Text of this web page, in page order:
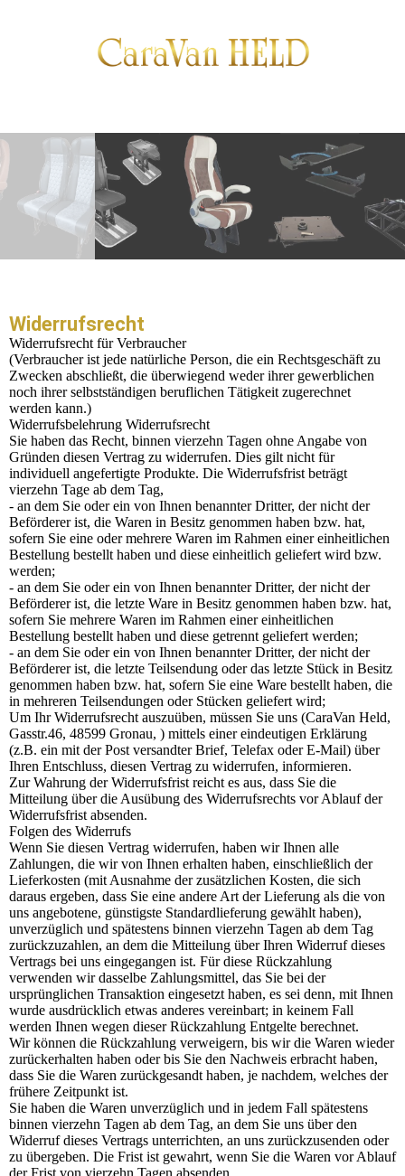
Widerrufsrecht
Widerrufsrecht für Verbraucher
(Verbraucher ist jede natürliche Person, die ein Rechtsgeschäft zu
Zwecken abschließt, die überwiegend weder ihrer gewerblichen
noch ihrer selbstständigen beruflichen Tätigkeit zugerechnet
werden kann.)
Widerrufsbelehrung Widerrufsrecht
Sie haben das Recht, binnen vierzehn Tagen ohne Angabe von
Gründen diesen Vertrag zu widerrufen. Dies gilt nicht für
individuell angefertigte Produkte. Die Widerrufsfrist beträgt
vierzehn Tage ab dem Tag,
- an dem Sie oder ein von Ihnen benannter Dritter, der nicht der
Beförderer ist, die Waren in Besitz genommen haben bzw. hat,
sofern Sie eine oder mehrere Waren im Rahmen einer einheitlichen
Bestellung bestellt haben und diese einheitlich geliefert wird bzw.
werden;
- an dem Sie oder ein von Ihnen benannter Dritter, der nicht der
Beförderer ist, die letzte Ware in Besitz genommen haben bzw. hat,
sofern Sie mehrere Waren im Rahmen einer einheitlichen
Bestellung bestellt haben und diese getrennt geliefert werden;
- an dem Sie oder ein von Ihnen benannter Dritter, der nicht der
Beförderer ist, die letzte Teilsendung oder das letzte Stück in Besitz
genommen haben bzw. hat, sofern Sie eine Ware bestellt haben, die
in mehreren Teilsendungen oder Stücken geliefert wird;
Um Ihr Widerrufsrecht auszuüben, müssen Sie uns (CaraVan Held,
Gasstr.46, 48599 Gronau, ) mittels einer eindeutigen Erklärung
(z.B. ein mit der Post versandter Brief, Telefax oder E-Mail) über
Ihren Entschluss, diesen Vertrag zu widerrufen, informieren.
Zur Wahrung der Widerrufsfrist reicht es aus, dass Sie die
Mitteilung über die Ausübung des Widerrufsrechts vor Ablauf der
Widerrufsfrist absenden.
Folgen des Widerrufs
Wenn Sie diesen Vertrag widerrufen, haben wir Ihnen alle
Zahlungen, die wir von Ihnen erhalten haben, einschließlich der
Lieferkosten (mit Ausnahme der zusätzlichen Kosten, die sich
daraus ergeben, dass Sie eine andere Art der Lieferung als die von
uns angebotene, günstigste Standardlieferung gewählt haben),
unverzüglich und spätestens binnen vierzehn Tagen ab dem Tag
zurückzuzahlen, an dem die Mitteilung über Ihren Widerruf dieses
Vertrags bei uns eingegangen ist. Für diese Rückzahlung
verwenden wir dasselbe Zahlungsmittel, das Sie bei der
ursprünglichen Transaktion eingesetzt haben, es sei denn, mit Ihnen
wurde ausdrücklich etwas anderes vereinbart; in keinem Fall
werden Ihnen wegen dieser Rückzahlung Entgelte berechnet.
Wir können die Rückzahlung verweigern, bis wir die Waren wieder
zurückerhalten haben oder bis Sie den Nachweis erbracht haben,
dass Sie die Waren zurückgesandt haben, je nachdem, welches der
frühere Zeitpunkt ist.
Sie haben die Waren unverzüglich und in jedem Fall spätestens
binnen vierzehn Tagen ab dem Tag, an dem Sie uns über den
Widerruf dieses Vertrags unterrichten, an uns zurückzusenden oder
zu übergeben. Die Frist ist gewahrt, wenn Sie die Waren vor Ablauf